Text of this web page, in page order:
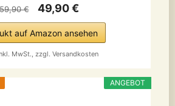
€ 49,90 €
auf Amazon ansehen
MwSt., zzgl. Versandkosten
ANGEBOT